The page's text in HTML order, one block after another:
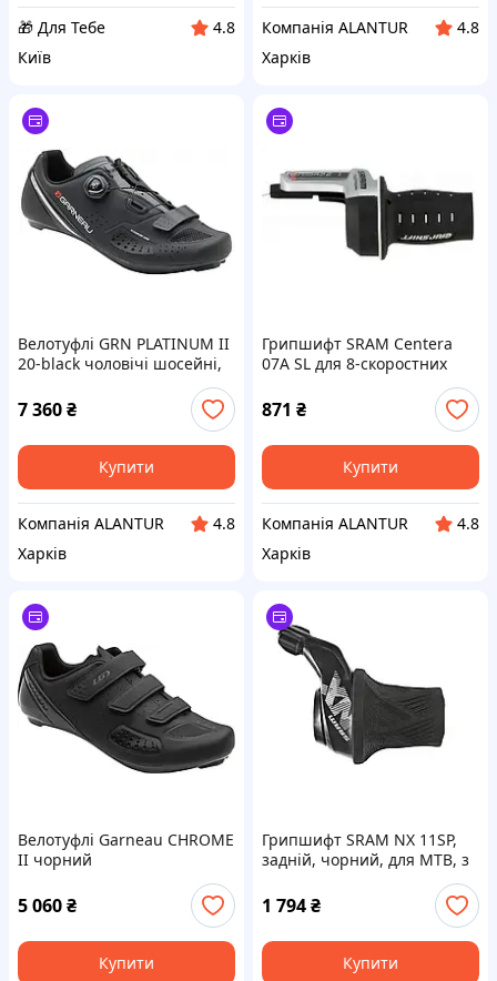
🎁 Для Тебе
4.8
Київ
Компанія ALANTUR
4.8
Харків
Велотуфлі GRN PLATINUM II
20-black чоловічі шосейні,
7 360₴
Купити
Компанія ALANTUR
4.8
Харків
Грипшифт SRAM Centera
07A SL для 8-скоростних
велосипедів, правий,
чорний
871 ₴
Купити
Компанія ALANTUR
4.8
Харків
Велотуфлі Garneau CHROME
II чорний
5 060₴
Купити
Грипшифт SRAM NX 11SP,
задній, чорний, для MTB, з
технологією X-ACTUATION
1 794₴
Купити